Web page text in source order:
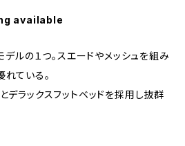
available
ルの１つ。スエードやメッシュを組み
ている。
デラックスフットベッドを採用し抜群